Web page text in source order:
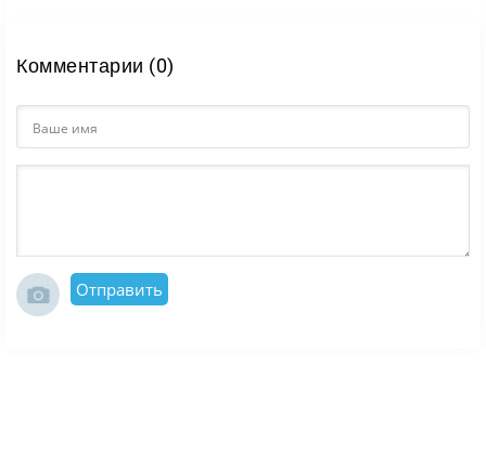
Комментарии (0)
Отправить